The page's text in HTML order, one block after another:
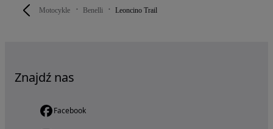
Motocykle Benelli Leoncino Trail
Znajdź nas
Facebook